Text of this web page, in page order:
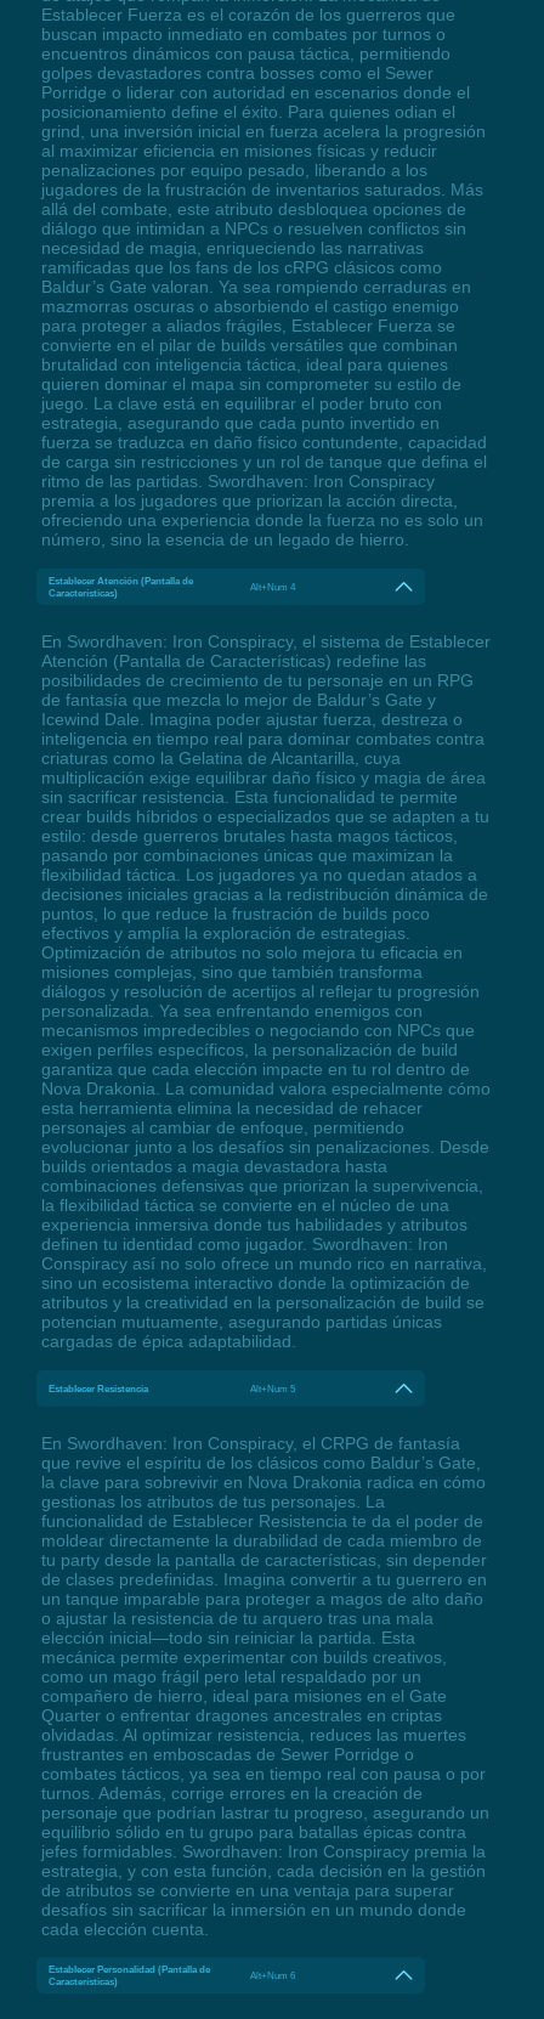
Establecer Fuerza es el corazón de los guerreros que
buscan impacto inmediato en combates por turnos o
encuentros dinámicos con pausa táctica, permitiendo
golpes devastadores contra bosses como el Sewer
Porridge o liderar con autoridad en escenarios donde el
posicionamiento define el éxito. Para quienes odian el
grind, una inversión inicial en fuerza acelera la progresión
al maximizar eficiencia en misiones físicas y reducir
penalizaciones por equipo pesado, liberando a los
jugadores de la frustración de inventarios saturados. Más
allá del combate, este atributo desbloquea opciones de
diálogo que intimidan a NPCs o resuelven conflictos sin
necesidad de magia, enriqueciendo las narrativas
ramificadas que los fans de los cRPG clásicos como
Baldur’s Gate valoran. Ya sea rompiendo cerraduras en
mazmorras oscuras o absorbiendo el castigo enemigo
para proteger a aliados frágiles, Establecer Fuerza se
convierte en el pilar de builds versátiles que combinan
brutalidad con inteligencia táctica, ideal para quienes
quieren dominar el mapa sin comprometer su estilo de
juego. La clave está en equilibrar el poder bruto con
estrategia, asegurando que cada punto invertido en
fuerza se traduzca en daño físico contundente, capacidad
de carga sin restricciones y un rol de tanque que defina el
ritmo de las partidas. Swordhaven: Iron Conspiracy
premia a los jugadores que priorizan la acción directa,
ofreciendo una experiencia donde la fuerza no es solo un
número, sino la esencia de un legado de hierro.
Establecer Atención (Pantalla de
Características)
Alt+Num 4
En Swordhaven: Iron Conspiracy, el sistema de Establecer
Atención (Pantalla de Características) redefine las
posibilidades de crecimiento de tu personaje en un RPG
de fantasía que mezcla lo mejor de Baldur’s Gate y
Icewind Dale. Imagina poder ajustar fuerza, destreza o
inteligencia en tiempo real para dominar combates contra
criaturas como la Gelatina de Alcantarilla, cuya
multiplicación exige equilibrar daño físico y magia de área
sin sacrificar resistencia. Esta funcionalidad te permite
crear builds híbridos o especializados que se adapten a tu
estilo: desde guerreros brutales hasta magos tácticos,
pasando por combinaciones únicas que maximizan la
flexibilidad táctica. Los jugadores ya no quedan atados a
decisiones iniciales gracias a la redistribución dinámica de
puntos, lo que reduce la frustración de builds poco
efectivos y amplía la exploración de estrategias.
Optimización de atributos no solo mejora tu eficacia en
misiones complejas, sino que también transforma
diálogos y resolución de acertijos al reflejar tu progresión
personalizada. Ya sea enfrentando enemigos con
mecanismos impredecibles o negociando con NPCs que
exigen perfiles específicos, la personalización de build
garantiza que cada elección impacte en tu rol dentro de
Nova Drakonia. La comunidad valora especialmente cómo
esta herramienta elimina la necesidad de rehacer
personajes al cambiar de enfoque, permitiendo
evolucionar junto a los desafíos sin penalizaciones. Desde
builds orientados a magia devastadora hasta
combinaciones defensivas que priorizan la supervivencia,
la flexibilidad táctica se convierte en el núcleo de una
experiencia inmersiva donde tus habilidades y atributos
definen tu identidad como jugador. Swordhaven: Iron
Conspiracy así no solo ofrece un mundo rico en narrativa,
sino un ecosistema interactivo donde la optimización de
atributos y la creatividad en la personalización de build se
potencian mutuamente, asegurando partidas únicas
cargadas de épica adaptabilidad.
Establecer Resistencia Alt+Num 5
En Swordhaven: Iron Conspiracy, el CRPG de fantasía
que revive el espíritu de los clásicos como Baldur’s Gate,
la clave para sobrevivir en Nova Drakonia radica en cómo
gestionas los atributos de tus personajes. La
funcionalidad de Establecer Resistencia te da el poder de
moldear directamente la durabilidad de cada miembro de
tu party desde la pantalla de características, sin depender
de clases predefinidas. Imagina convertir a tu guerrero en
un tanque imparable para proteger a magos de alto daño
o ajustar la resistencia de tu arquero tras una mala
elección inicial—todo sin reiniciar la partida. Esta
mecánica permite experimentar con builds creativos,
como un mago frágil pero letal respaldado por un
compañero de hierro, ideal para misiones en el Gate
Quarter o enfrentar dragones ancestrales en criptas
olvidadas. Al optimizar resistencia, reduces las muertes
frustrantes en emboscadas de Sewer Porridge o
combates tácticos, ya sea en tiempo real con pausa o por
turnos. Además, corrige errores en la creación de
personaje que podrían lastrar tu progreso, asegurando un
equilibrio sólido en tu grupo para batallas épicas contra
jefes formidables. Swordhaven: Iron Conspiracy premia la
estrategia, y con esta función, cada decisión en la gestión
de atributos se convierte en una ventaja para superar
desafíos sin sacrificar la inmersión en un mundo donde
cada elección cuenta.
Establecer Personalidad (Pantalla de
Características)
Alt+Num 6